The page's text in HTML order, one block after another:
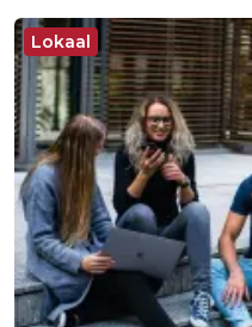
Lokaal